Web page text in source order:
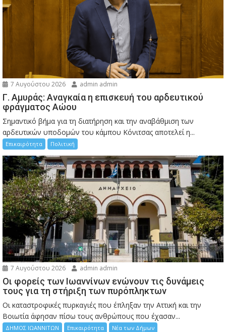
7 Αυγούστου 2026 admin admin
Γ. Αμυράς: Αναγκαία η επισκευή του αρδευτικού
φράγματος Αώου
Σημαντικό βήμα για τη διατήρηση και την αναβάθμιση των
αρδευτικών υποδομών του κάμπου Κόνιτσας αποτελεί η...
Επικαιρότητα Πολιτική
7 Αυγούστου 2026 admin admin
Οι φορείς των Ιωαννίνων ενώνουν τις δυνάμεις
τους για τη στήριξη των πυρόπληκτων
Οι καταστροφικές πυρκαγιές που έπληξαν την Αττική και την
Bοιωτία άφησαν πίσω τους ανθρώπους που έχασαν...
ΔΗΜΟΣ ΙΩΑΝΝΙΤΩΝ Επικαιρότητα Νέα των Δήμων